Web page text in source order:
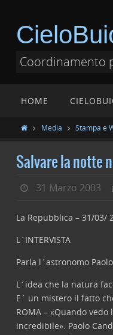
Coordinamento
HOME
Media Stampa e
Salvare la notte
31 Marzo 2003
La Repubblica – 31/03/
L´INTERVISTA
Parla l´astronomo
L´idea che la natura
E´ un mistero il fatto
ROMA – «Quando
incredibile». Paolo